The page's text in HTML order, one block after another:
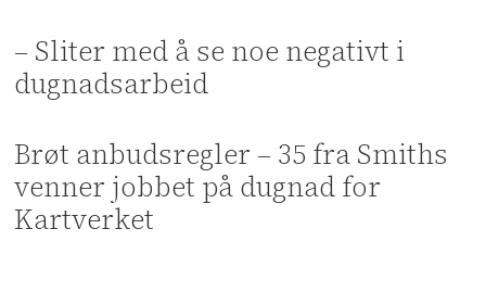
– Sliter med å se noe negativt i
dugnadsarbeid
Brøt anbudsregler – 35 fra Smiths
venner jobbet på dugnad for
Kartverket